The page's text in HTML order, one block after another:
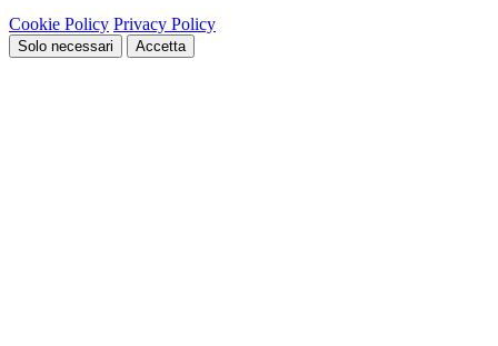
Cookie Policy Privacy Policy
Solo necessari Accetta